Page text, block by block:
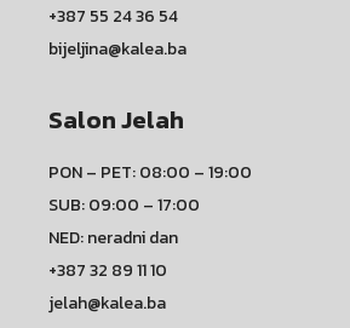
+387 55 24 36 54
bijeljina@kalea.ba
Salon Jelah
PON – PET: 08:00 – 19:00
SUB: 09:00 – 17:00
NED: neradni dan
+387 32 89 11 10
jelah@kalea.ba